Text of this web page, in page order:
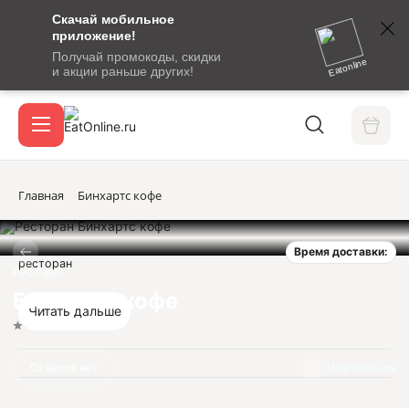
Скачай мобильное
приложение!
Получай промокоды, скидки
и акции раньше других!
Eatonline
сообщение
кодом
подтверждения
Вход / регистрация
Акции
Главная Бинхартс кофе
Время доставки:
Ресторан
Бинхартс кофе
ресторан
Читать дальше